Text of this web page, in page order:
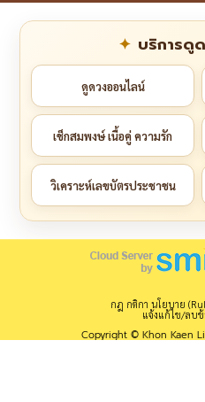
บริการดู
ดูดวงออนไลน์
เช็กสมพงษ์ เนื้อคู่ ความรัก
วิเคราะห์เลขบัตรประชาชน
กฎ กติกา นโยบาย
แจ้งแก้ไข/ลบ
Copyright © Khon Kaen